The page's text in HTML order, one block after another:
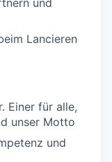
Lancieren
Einer für alle,
unser Motto
und